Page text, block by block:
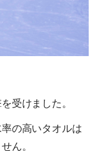
受けました。
の高いタオルは
ん。